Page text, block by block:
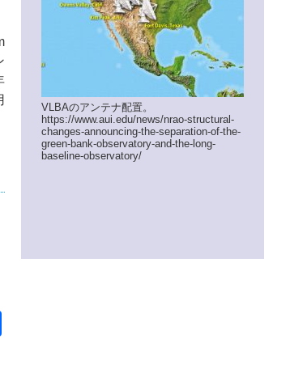
VLBAのアンテナ配置。
https://www.aui.edu/news/nrao-structural-
changes-announcing-the-separation-of-the-
green-bank-observatory-and-the-long-
baseline-observatory/